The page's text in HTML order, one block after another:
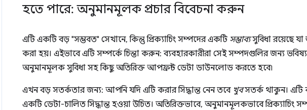
হতে পারে: অনুমানমূলক প্রচার বিবেচনা করুন
এটি একটি বড় "সম্ভবত" সেখানে, কিন্তু প্রিক্যাচিং সম্পদের একটি সম্ভাব্যসুবিধা রয়েছে যা
করা হয়। এইভাবে এটি সম্পর্কে চিন্তা করুন: ব্যবহারকারীরা সেই সম্পদগুলির জন্য
অনুমানমূলক সুবিধা সহ কিছু অতিরিক্ত আপফ্রন্ট ডেটা ডাউনলোড করতে হবে৷
এখন বড় সতর্কতার জন্য: আপনি যদি এটি করার সিদ্ধান্ত নেন তবে খুবসতর্ক থাকুন। এটি
একটি ডেটা-চালিত সিদ্ধান্ত হওয়া উচিত। অতিরিক্তভাবে, অনুমানমূলকভাবে প্রিক্যাচিং